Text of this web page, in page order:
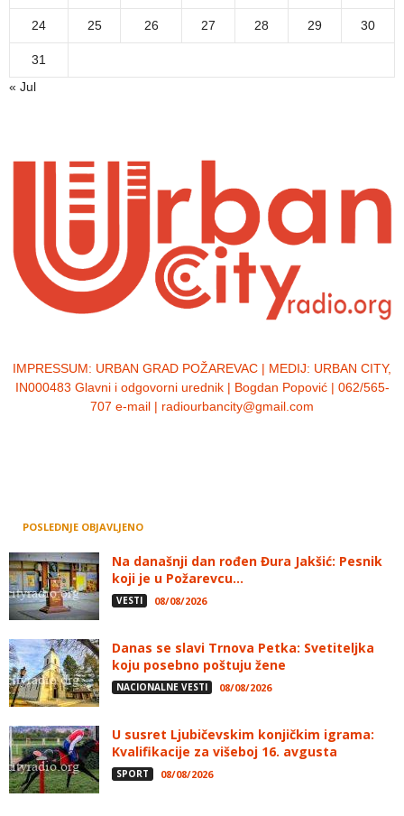
24 25 26 27 28 29 30
31
« Jul
IMPRESSUM: URBAN GRAD POŽAREVAC | MEDIJ: URBAN CITY,
IN000483 Glavni i odgovorni urednik | Bogdan Popović | 062/565-
707 e-mail | radiourbancity@gmail.com
POSLEDNJE OBJAVLJENO
Na današnji dan rođen Đura Jakšić: Pesnik
koji je u Požarevcu...
VESTI 08/08/2026
Danas se slavi Trnova Petka: Svetiteljka
koju posebno poštuju žene
NACIONALNE VESTI 08/08/2026
U susret Ljubičevskim konjičkim igrama:
Kvalifikacije za višeboj 16. avgusta
SPORT 08/08/2026